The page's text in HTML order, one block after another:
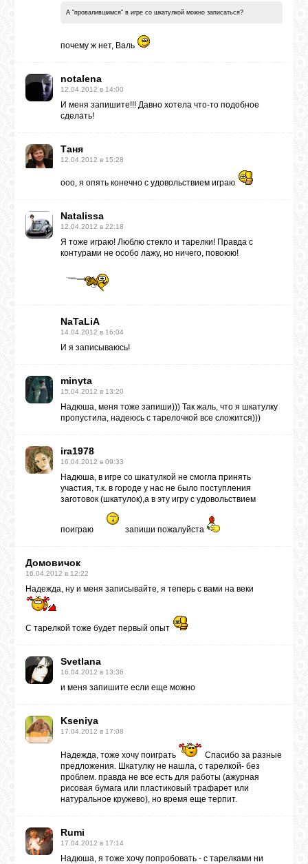
А "провалившимся" в игре со шкатулкой можно записаться?
почему ж нет, Валь
notalena
12.04.2012 в 14:00
И меня запишите!!! Давно хотела что-то подобное
сделать!
Таня
12.04.2012 в 15:28
ооо, я опять конечно с удовольствием играю
Natalissa
12.04.2012 в 22:18
Я тоже играю! Люблю стекло и тарелки! Правда с
контурами не особо лажу, но ничего, повоюю!
NaTaLiA
14.04.2012 в 16:04
И я записываюсь!
minyta
15.04.2012 в 13:20
Надюша, меня тоже запиши))) Так жаль, что я шкатулку
пропустила, надеюсь с тарелочкой все сложится)))
ira1978
16.04.2012 в 09:33
Надюша, в игре со шкатулкой не смогла принять
участия, т.к. в городе у нас не было поступления
заготовок (шкатулок),а в эту игру с удовольствием
поиграю запиши пожалуйста
Домовичок
16.04.2012 в 12:22
Надежда, ну и меня записывайте, я теперь с вами на веки
С тарелкой тоже будет первый опыт
Svetlana
16.04.2012 в 13:36
и меня запишите если еще можно
Kseniya
17.04.2012 в 17:08
Надежда, тоже хочу поиграть
Спасибо за разные
предложения. Шкатулку не нашла, с тарелкой- без
проблем. правда не все есть для работы (ажурная
рисовая бумага или пластиковый трафарет или
натуральное кружево), но время еще терпит.
Rumi
17.04.2012 в 17:14
Надюша, я тоже хочу попробовать - с тарелками ни